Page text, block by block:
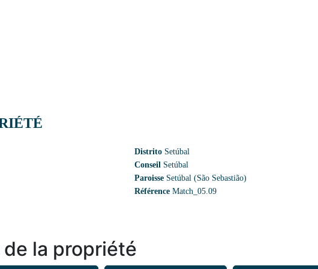
Distrito Setúbal
Conseil Setúbal
Paroisse Setúbal (São Sebastião)
Référence Match_05.09
la propriété